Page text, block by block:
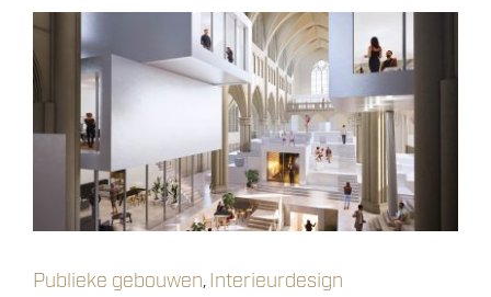
Publieke gebouwen, Interieurdesign